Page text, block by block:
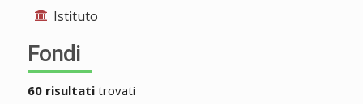
Istituto
Fondi
60 risultatitrovati